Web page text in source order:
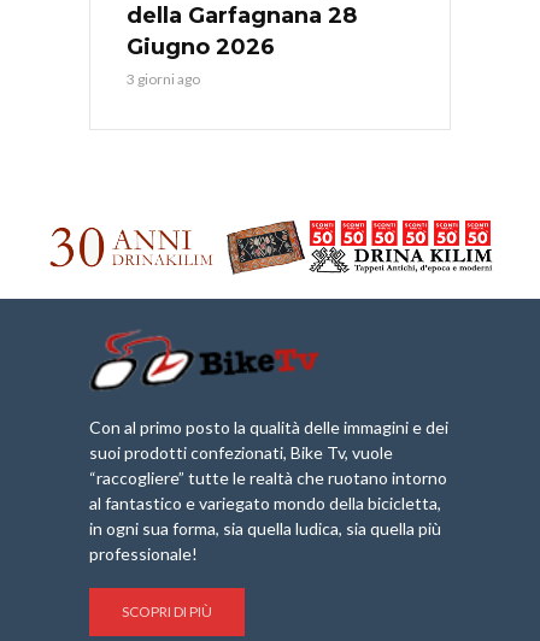
della Garfagnana 28
Giugno 2026
3 giorni ago
Con al primo posto la qualità delle immagini e dei
suoi prodotti confezionati, Bike Tv, vuole
“raccogliere” tutte le realtà che ruotano intorno
al fantastico e variegato mondo della bicicletta,
in ogni sua forma, sia quella ludica, sia quella più
professionale!
SCOPRI DI PIÙ